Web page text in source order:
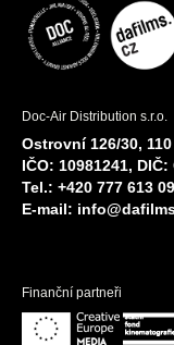
Doc-Air Distribution s.r.o.
Ostrovní 126/30,
IČO: 10981241, DIČ:
Tel.: +420 777 613
E-mail:
Finanční partneři